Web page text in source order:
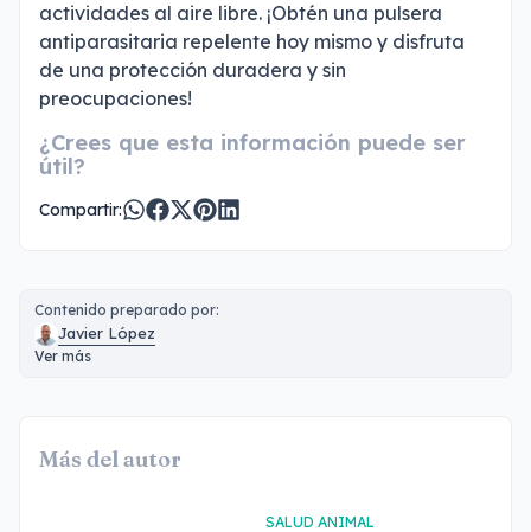
actividades al aire libre. ¡Obtén una pulsera
antiparasitaria repelente hoy mismo y disfruta
de una protección duradera y sin
preocupaciones!
¿Crees que esta información puede ser
útil?
Compartir:
Contenido preparado por:
Javier López
Ver más
Más del autor
SALUD ANIMAL